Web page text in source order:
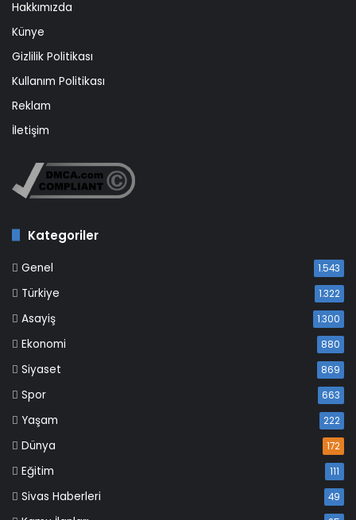
Hakkımızda
Künye
Gizlilik Politikası
Kullanım Politikası
Reklam
İletişim
Kategoriler
Genel 1.543
Türkiye 1.322
Asayiş 1.300
Ekonomi 880
Siyaset 869
Spor 663
Yaşam 222
Dünya 172
Eğitim 111
Sivas Haberleri 49